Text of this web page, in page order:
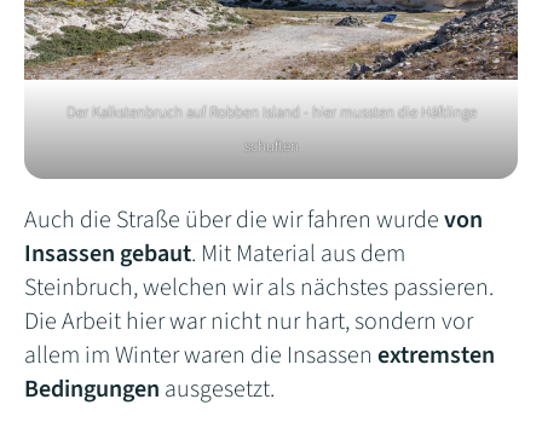
Der Kalkstenbruch auf Robben Island - hier mussten die Häftlinge
schuften
Auch die Straße über die wir fahren wurdevon
Insassen gebaut. Mit Material aus dem
Steinbruch, welchen wir als nächstes passieren.
Die Arbeit hier war nicht nur hart, sondern vor
allem im Winter waren die Insassen extremsten
Bedingungen ausgesetzt.